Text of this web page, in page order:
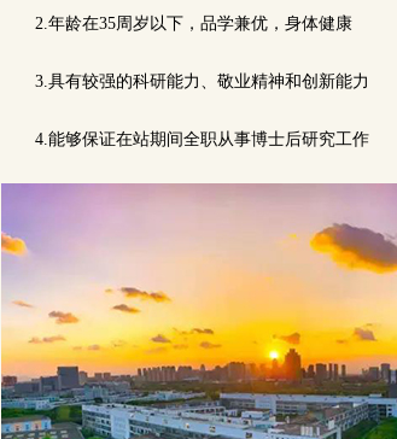
2.年龄在35周岁以下，品学兼优，身体健康
3.具有较强的科研能力、敬业精神和创新能力
4.能够保证在站期间全职从事博士后研究工作